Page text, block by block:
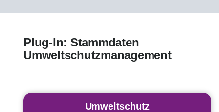
Plug-In: Stammdaten
Umweltschutzmanagement
Umweltschutz